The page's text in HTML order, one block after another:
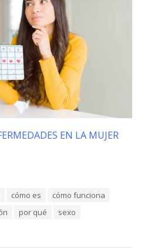
EN LA MUJER
cómo es
cómo funciona
por qué
sexo